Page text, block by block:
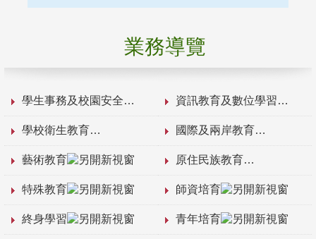
業務導覽
學生事務及校園安全 資訊教育及數位學習
學校衛生教育 國際及兩岸教育
藝術教育 原住民族教育
特殊教育 師資培育
終身學習 青年培育